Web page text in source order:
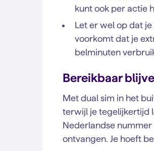
kunt ook per actie
Let er wel op dat
voorkomt dat je
belminuten
Bereikbaar
Met dual sim in het
terwijl je tegelijkertijd
Nederlandse
ontvangen. Je hoeft